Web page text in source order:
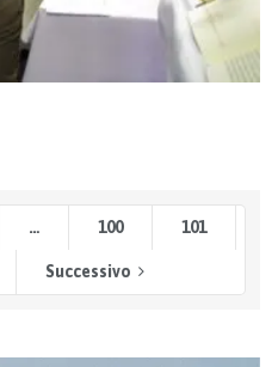
… 100 101
Successivo